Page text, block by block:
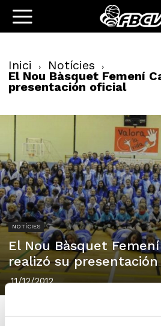
Inici Notícies
El Nou Bàsquet Femení
presentación oficial
NOTÍCIES
El Nou Bàsquet
realizó su
11/12/2012